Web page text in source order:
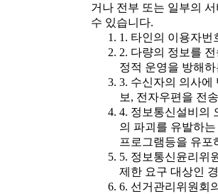
거나 전부 또는 일부의
수 있습니다.
1. 타인의 이용자번
2. 다량의 정보를
정적 운영을 방해
3. 수신자의 의사에
보, 전자우편을 전
4. 정보통신설비의
의 파괴를 유발하
프로그램등을 유포
5. 정보통신윤리위
제한 요구 대상인
6. 선거관리위원회